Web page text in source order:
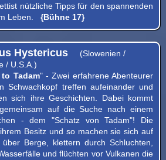
nützliche Tipps für den spannenden
Leben. {Bühne 17}
Hystericus
(Slowenien /
/ U.S.A.)
to Tadam" - Zwei erfahrene Abenteurer
Schwachkopf treffen aufeinander und
sich ihre Geschichten. Dabei kommt
auf die Suche nach einem
- dem "Schatz von Tadam"! Die
Besitz und so machen sie sich auf
Berge, klettern durch Schluchten,
und flüchten vor Vulkanen die